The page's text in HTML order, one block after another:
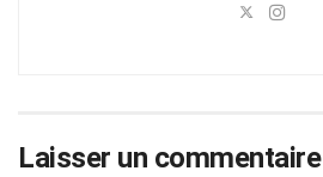
Laisser un commentaire